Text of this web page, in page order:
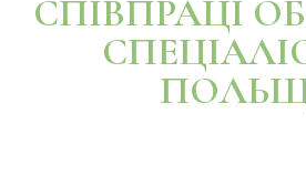
СПІВПРАЦІ